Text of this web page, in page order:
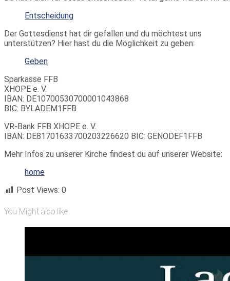
Entscheidung
Der Gottesdienst hat dir gefallen und du möchtest uns
unterstützen? Hier hast du die Möglichkeit zu geben:
Geben
Sparkasse FFB
XHOPE e. V.
IBAN: DE10700530700001043868
BIC: BYLADEM1FFB
VR-Bank FFB XHOPE e. V.
IBAN: DE81701633700203226620 BIC: GENODEF1FFB
Mehr Infos zu unserer Kirche findest du auf unserer Website:
home
Post Views: 0
You Might also like